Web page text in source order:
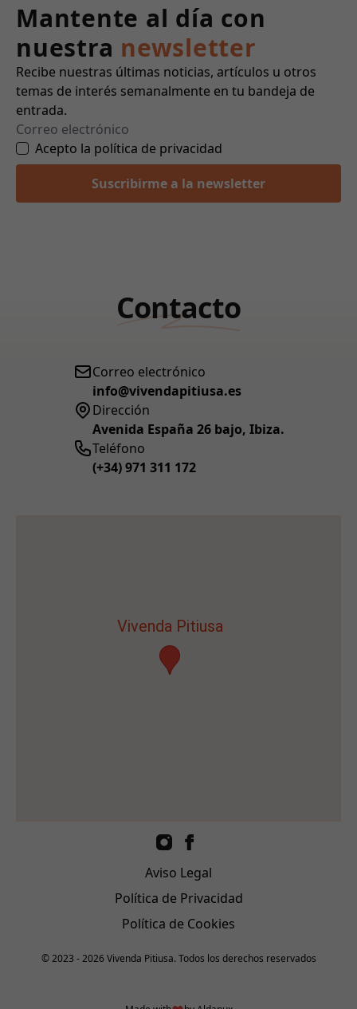
Mantente al día con
nuestra newsletter
Recibe nuestras últimas noticias, artículos u otros
temas de interés semanalmente en tu bandeja de
entrada.
Acepto la política de privacidad
Suscribirme a la newsletter
Contacto
Correo electrónico
info@vivendapitiusa.es
Dirección
Avenida España 26 bajo, Ibiza.
Teléfono
(+34) 971 311 172
Vivenda Pitiusa
Aviso Legal
Política de Privacidad
Política de Cookies
© 2023 - 2026 Vivenda Pitiusa. Todos los derechos reservados